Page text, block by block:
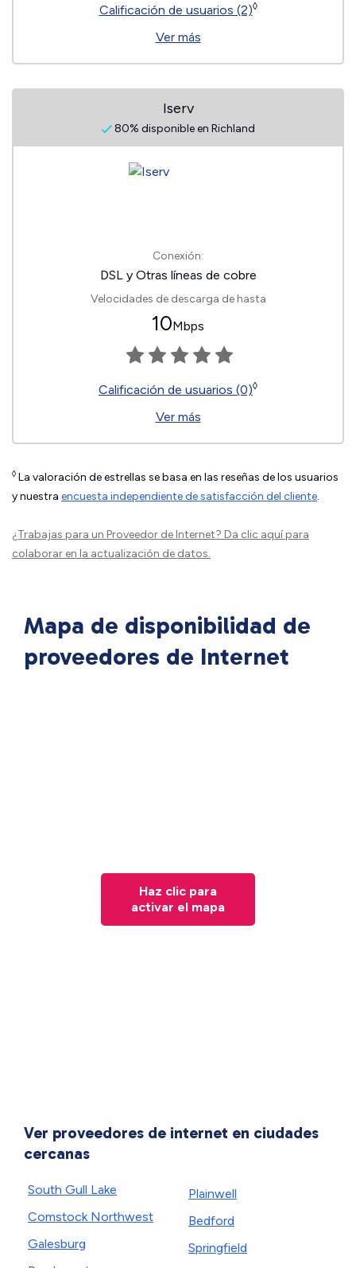
Calificación de usuarios (2)◊
Ver más
Iserv
80% disponible en Richland
Conexión:
DSL y Otras líneas de cobre
Velocidades de descarga de hasta
10Mbps
Calificación de usuarios (0)◊
Ver más
◊ La valoración de estrellas se basa en las reseñas de los usuarios
y nuestra encuesta independiente de satisfacción del cliente.
¿Trabajas para un Proveedor de Internet? Da clic aquípara
colaborar en la actualización de datos.
Mapa de disponibilidad de
proveedores de Internet
Haz clic para
activar el mapa
Ver proveedores de internet en ciudades
cercanas
South Gull Lake
Comstock Northwest
Galesburg
Plainwell
Bedford
Springfield